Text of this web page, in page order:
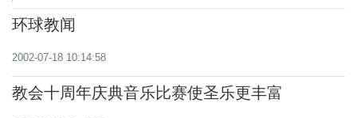
环球教闻
2002-07-18 10:14:58
教会十周年庆典音乐比赛使圣乐更丰富